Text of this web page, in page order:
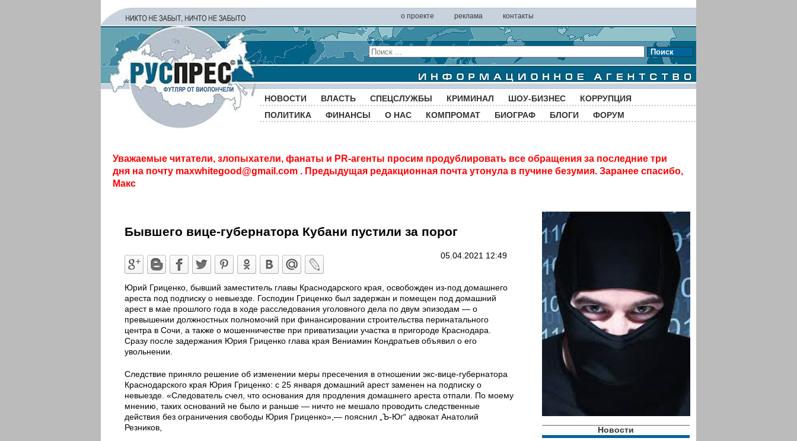
о проекте реклама контакты
Поиск
НОВОСТИ ВЛАСТЬ СПЕЦСЛУЖБЫ КРИМИНАЛ ШОУ-БИЗНЕС
КОРРУПЦИЯ
ПОЛИТИКА
ФИНАНСЫ О НАС КОМПРОМАТ БИОГРАФ БЛОГИ ФОРУМ
Уважаемые читатели, злопыхатели, фанаты и PR-агенты просим продублировать все обращения за последние три
дня на почту maxwhitegood@gmail.com . Предыдущая редакционная почта утонула в пучине безумия. Заранее спасибо,
Макс
Бывшего вице-губернатора Кубани пустили за порог
05.04.2021 12:49
Юрий Гриценко, бывший заместитель главы Краснодарского края, освобожден из-под домашнего
ареста под подписку о невыезде. Господин Гриценко был задержан и помещен под домашний
арест в мае прошлого года в ходе расследования уголовного дела по двум эпизодам — о
превышении должностных полномочий при финансировании строительства перинатального
центра в Сочи, а также о мошенничестве при приватизации участка в пригороде Краснодара.
Сразу после задержания Юрия Гриценко глава края Вениамин Кондратьев объявил о его
увольнении.
Следствие приняло решение об изменении меры пресечения в отношении экс-вице-губернатора
Краснодарского края Юрия Гриценко: с 25 января домашний арест заменен на подписку о
невыезде. «Следователь счел, что основания для продления домашнего ареста отпали. По моему
мнению, таких оснований не было и раньше — ничто не мешало проводить следственные
действия без ограничения свободы Юрия Гриценко»,— пояснил „Ъ-Юг“ адвокат Анатолий
Резников,
Новости